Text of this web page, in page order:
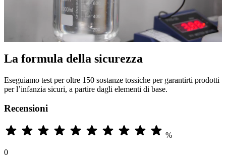
La formula della sicurezza
Eseguiamo test per oltre 150 sostanze tossiche per garantirti prodotti
per l’infanzia sicuri, a partire dagli elementi di base.
Recensioni
%
0